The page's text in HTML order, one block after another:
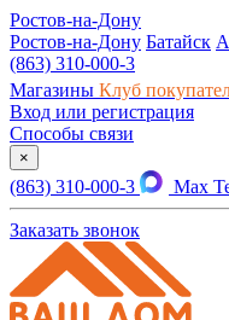
Ростов-на-Дону
Ростов-на-Дону Батайск
(863) 310-000-3
Магазины Клуб
Вход или регистрация
Способы связи
×
(863) 310-000-3 Max
Заказать звонок